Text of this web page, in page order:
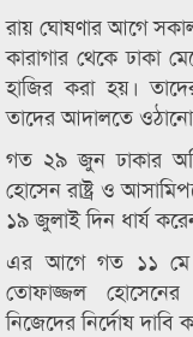
রায় ঘোষণার আগে
কারাগার থেকে ঢাকা
হাজির করা হয়।
তাদের আদালতে
গত ২৯ জুন ঢাকার
হোসেন রাষ্ট্র ও
১৯ জুলাই দিন ধার্য
এর আগে গত ১১ মে
তোফাজ্জল
নিজেদের নির্দোষ দাবি